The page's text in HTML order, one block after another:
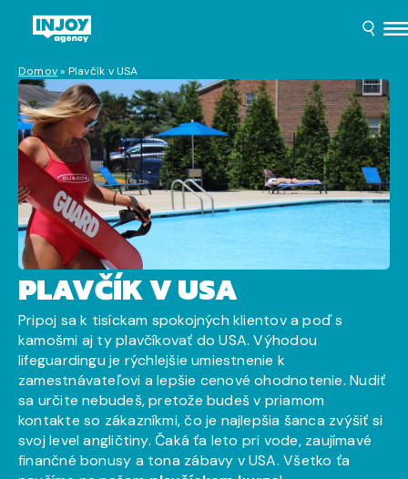
Domov» Plavčík v USA
PLAVČÍK V USA
Pripoj sa k tisíckam spokojných klientov a poď s
kamošmi aj ty plavčíkovať do USA. Výhodou
lifeguardingu je rýchlejšie umiestnenie k
zamestnávateľovi a lepšie cenové ohodnotenie. Nudiť
sa určite nebudeš, pretože budeš v priamom
kontakte so zákazníkmi, čo je najlepšia šanca zvýšiť si
svoj level angličtiny. Čaká ťa leto pri vode, zaujímavé
finančné bonusy a tona zábavy v USA. Všetko ťa